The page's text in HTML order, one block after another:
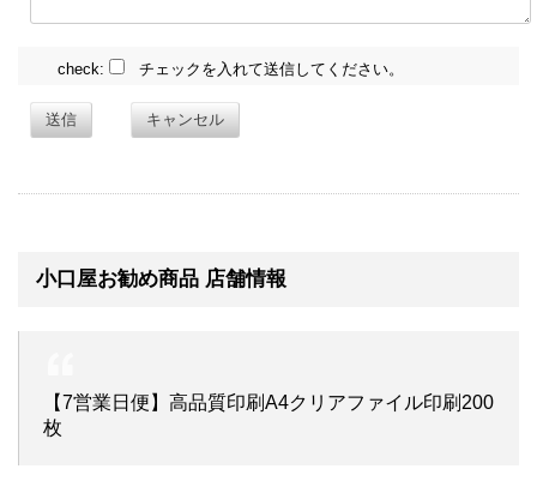
check: チェックを入れて送信してください。
送信 キャンセル
小口屋お勧め商品 店舗情報
【7営業日便】高品質印刷A4クリアファイル印刷200
枚